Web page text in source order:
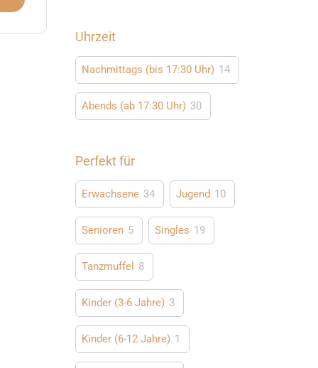
Uhrzeit
Nachmittags (bis 17:30 Uhr) 14
Abends (ab 17:30 Uhr) 30
Perfekt für
Erwachsene 34 Jugend 10
Senioren 5 Singles 19
Tanzmuffel 8
Kinder (3-6 Jahre) 3
Kinder (6-12 Jahre) 1